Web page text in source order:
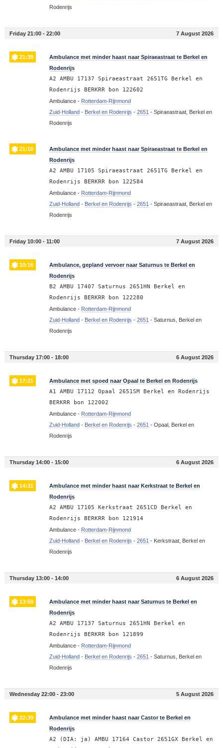
Rodenrijs
Friday 21:00 - 22:00 7 August 2026
21:39
Ambulance met minder haast naar Spiraeastraat te Berkel en
Rodenrijs
A2 AMBU 17137 Spiraeastraat 2651TG Berkel en
Rodenrijs BERKRR bon 122602
Ambulance - Rotterdam-Rijnmond
Zuid-Holland- Berkel en Rodenrijs - 2651 - Spiraeastraat, Berkel en
Rodenrijs
21:10
Ambulance met minder haast naar Spiraeastraat te Berkel en
Rodenrijs
A2 AMBU 17105 Spiraeastraat 2651TG Berkel en
Rodenrijs BERKRR bon 122584
Ambulance - Rotterdam-Rijnmond
Zuid-Holland- Berkel en Rodenrijs - 2651 - Spiraeastraat, Berkel en
Rodenrijs
Friday 10:00 - 11:00 7 August 2026
10:16
Ambulance, gepland vervoer naar Saturnus te Berkel en
Rodenrijs
B2 AMBU 17407 Saturnus 2651HN Berkel en
Rodenrijs BERKRR bon 122280
Ambulance - Rotterdam-Rijnmond
Zuid-Holland- Berkel en Rodenrijs - 2651 - Saturnus, Berkel en
Rodenrijs
Thursday 17:00 - 18:00 6 August 2026
17:21 Ambulance met spoed naar Opaal te Berkel en Rodenrijs
A1 AMBU 17112 Opaal 2651SM Berkel en Rodenrijs
BERKRR bon 122002
Ambulance - Rotterdam-Rijnmond
Zuid-Holland- Berkel en Rodenrijs - 2651 - Opaal, Berkel en
Rodenrijs
Thursday 14:00 - 15:00 6 August 2026
14:31
Ambulance met minder haast naar Kerkstraat te Berkel en
Rodenrijs
A2 AMBU 17105 Kerkstraat 2651CD Berkel en
Rodenrijs BERKRR bon 121914
Ambulance - Rotterdam-Rijnmond
Zuid-Holland- Berkel en Rodenrijs - 2651 - Kerkstraat, Berkel en
Rodenrijs
Thursday 13:00 - 14:00 6 August 2026
13:59
Ambulance met minder haast naar Saturnus te Berkel en
Rodenrijs
A2 AMBU 17137 Saturnus 2651HN Berkel en
Rodenrijs BERKRR bon 121899
Ambulance - Rotterdam-Rijnmond
Zuid-Holland- Berkel en Rodenrijs - 2651 - Saturnus, Berkel en
Rodenrijs
Wednesday 22:00 - 23:00 5 August 2026
22:39
Ambulance met minder haast naar Castor te Berkel en
Rodenrijs
A2 (DIA: ja) AMBU 17164 Castor 2651GX Berkel en